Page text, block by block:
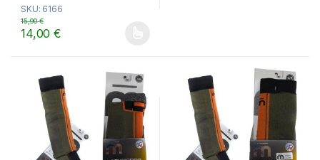
u
t
o
f
SKU: 6166
14,00€
15,90€
Questo prodotto ha più varianti. Le opzioni possono essere